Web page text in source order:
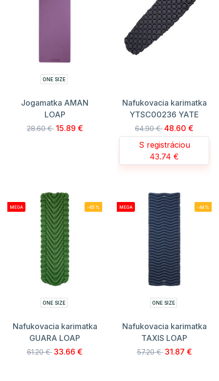
ONE SIZE
Jogamatka AMAN
LOAP
28.60 € 15.89 €
Nafukovacia karimatka
YTSC00236 YATE
64.90 €48.60 €
S registráciou
43.74 €
MEGA -45%
ONE SIZE
Nafukovacia karimatka
GUARA LOAP
61.20 € 33.66 €
MEGA -44%
ONE SIZE
Nafukovacia karimatka
TAXIS LOAP
57.20 € 31.87 €